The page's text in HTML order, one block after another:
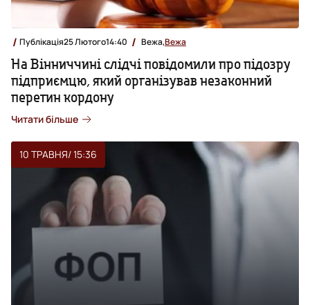
Публікація25 Лютого14:40 Вежа,Вежа
На Вінниччині слідчі повідомили про підозру
підприємцю, який організував незаконний
перетин кордону
Читати більше
10 ТРАВНЯ/ 15:36